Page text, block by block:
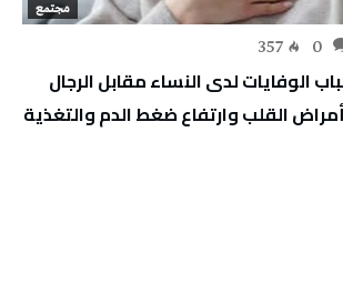
مجتمع
357
الوفايات لدى النساء مقابل الرجال
القلب وارتفاع ضغط الدم والتغذية